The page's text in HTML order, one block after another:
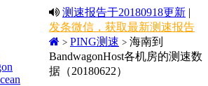
测速报告于20180918更新 |
发条微信，获取最新测速报告
> PING测速 > 海南到
BandwagonHost各机房的测速数
据（20180622）